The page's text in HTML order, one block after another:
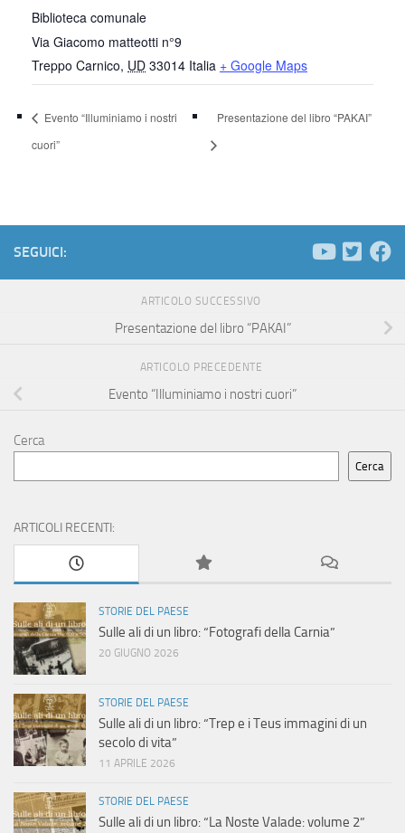
Biblioteca comunale
Via Giacomo matteotti n°9
Treppo Carnico, UD 33014 Italia + Google Maps
Evento “Illuminiamo i nostri
cuori”
Presentazione del libro “PAKAI”
SEGUICI:
ARTICOLO SUCCESSIVO
Presentazione del libro “PAKAI”
ARTICOLO PRECEDENTE
Evento “Illuminiamo i nostri cuori”
Cerca
Cerca
ARTICOLI RECENTI:
STORIE DEL PAESE
Sulle ali di un libro: “Fotografi della Carnia”
20 GIUGNO 2026
STORIE DEL PAESE
Sulle ali di un libro: “Trep e i Teus immagini di un
secolo di vita”
11 APRILE 2026
STORIE DEL PAESE
Sulle ali di un libro: “La Noste Valade: volume 2”